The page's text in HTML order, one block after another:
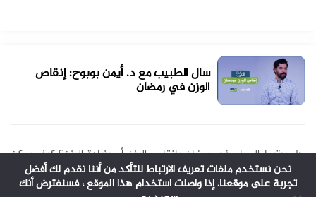
سال الطبيب مع د. أيمن بوبوح: إنقاص
الوزن في رمضان
هل يرتبط الصيام في رمضان بإنقاص الوزن أم بزيادة الوزن؟ كيف يمكن
إنقاص الوزن في رمضان؟ وما الاحتياطات التي ينبغي أخذها عند الرغبة
في إنقاص الوزن؟
نحن نستخدم ملفات تعريف الارتباط للتأكد من أننا نقدم لك أفضل
تجربة على موقعنا. إذا واصلت استخدام هذا الموقع ، فسنفترض أنك